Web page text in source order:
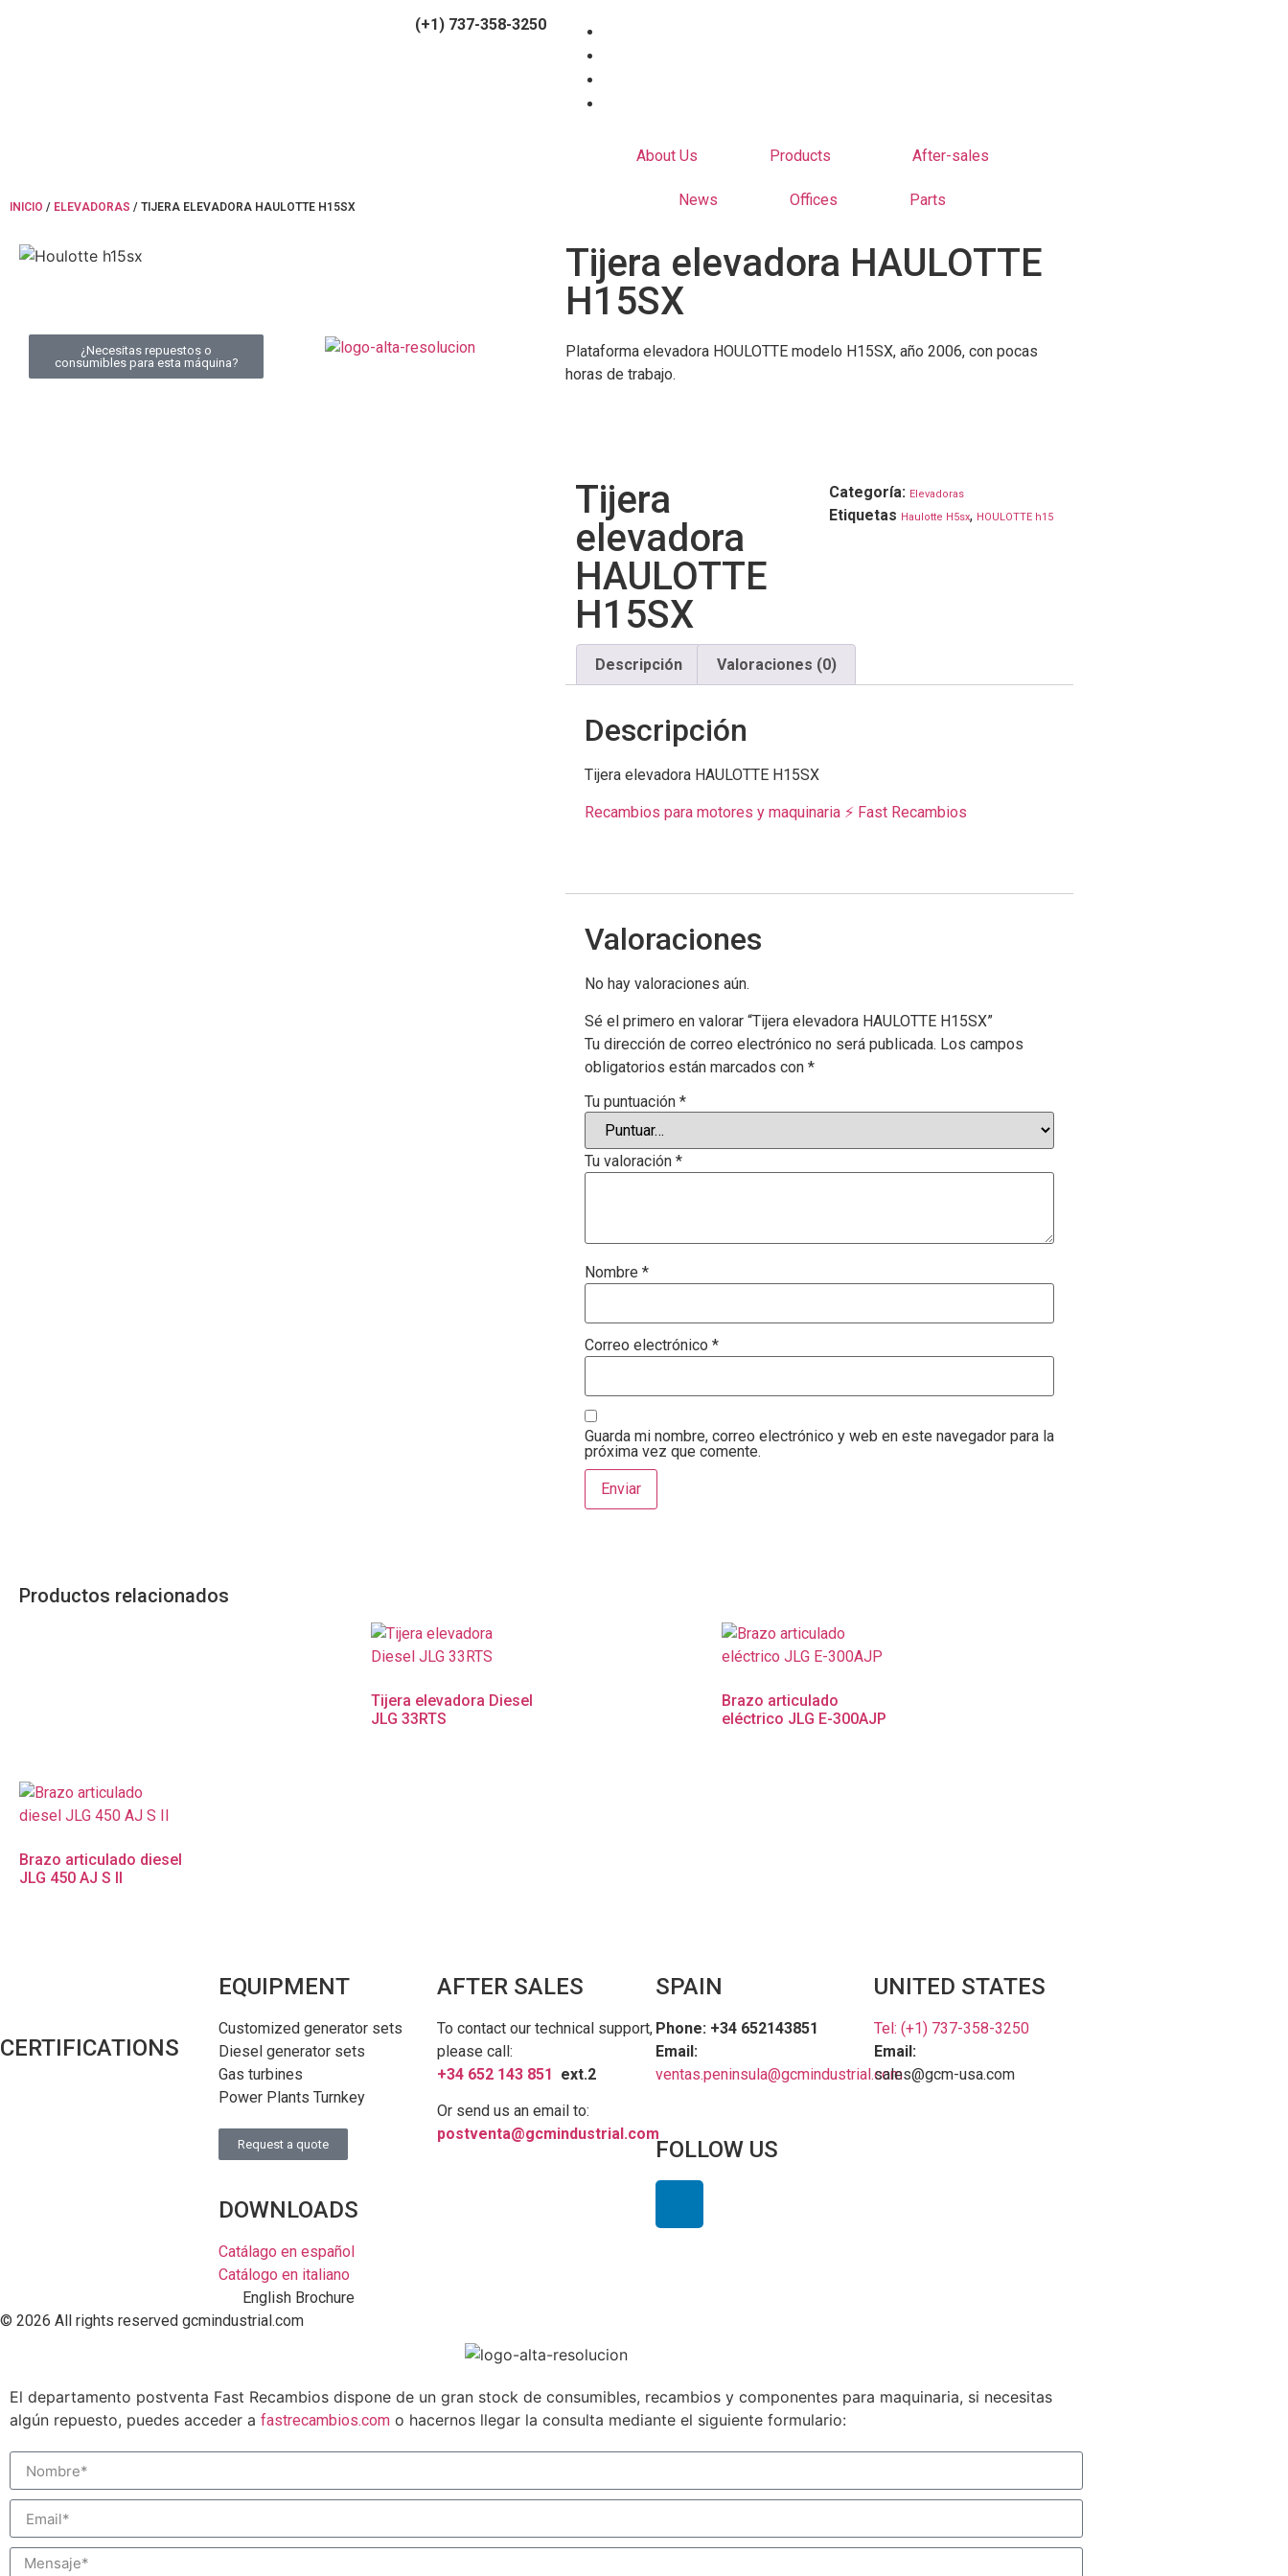
(+1) 737-358-3250
About Us Products After-sales
News Offices Parts
INICIO / ELEVADORAS / TIJERA ELEVADORA HAULOTTE H15SX
¿Necesitas repuestos o
consumibles para esta máquina?
Tijera elevadora HAULOTTE
H15SX
Plataforma elevadora HOULOTTE modelo H15SX, año 2006, con pocas
horas de trabajo.
Tijera
elevadora
HAULOTTE
H15SX
Categoría: Elevadoras
Etiquetas Haulotte H5sx, HOULOTTE h15
Descripción Valoraciones (0)
Descripción
Tijera elevadora HAULOTTE H15SX
Recambios para motores y maquinaria ⚡ Fast Recambios
Valoraciones
No hay valoraciones aún.
Sé el primero en valorar “Tijera elevadora HAULOTTE H15SX”
Tu dirección de correo electrónico no será publicada. Los campos
obligatorios están marcados con *
Tu puntuación *
Tu valoración *
Nombre *
Correo electrónico *
Guarda mi nombre, correo electrónico y web en este navegador para la
próxima vez que comente.
Productos relacionados
Tijera elevadora Diesel
JLG 33RTS
Brazo articulado
eléctrico JLG E-300AJP
Brazo articulado diesel
JLG 450 AJ S II
CERTIFICATIONS
EQUIPMENT
Customized generator sets
Diesel generator sets
Gas turbines
Power Plants Turnkey
Request a quote
DOWNLOADS
Catálago en español
Catálogo en italiano
English Brochure
AFTER SALES
To contact our technical support,
please call:
+34 652 143 851 ext.2
Or send us an email to:
postventa@gcmindustrial.com
SPAIN
Phone: +34 652143851
Email:
ventas.peninsula@gcmindustrial.com
FOLLOW US
UNITED STATES
Tel: (+1) 737-358-3250
Email:
sales@gcm-usa.com
© 2026 All rights reserved gcmindustrial.com
El departamento postventa Fast Recambios dispone de un gran stock de consumibles, recambios y componentes para maquinaria, si necesitas
algún repuesto, puedes acceder a fastrecambios.com o hacernos llegar la consulta mediante el siguiente formulario: